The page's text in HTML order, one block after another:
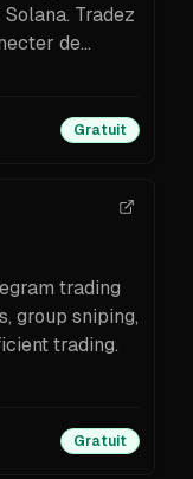
Tradez
de
Gratuit
trading
group sniping,
trading.
Gratuit